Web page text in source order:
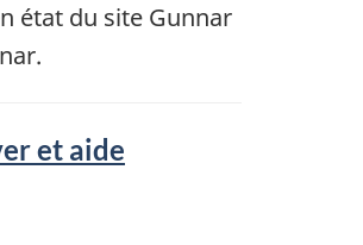
état du site Gunnar
et aide